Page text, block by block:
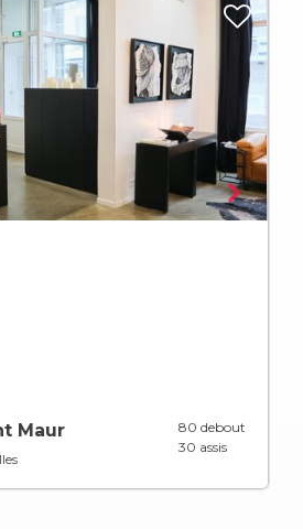
Maur
80 debout
30 assis